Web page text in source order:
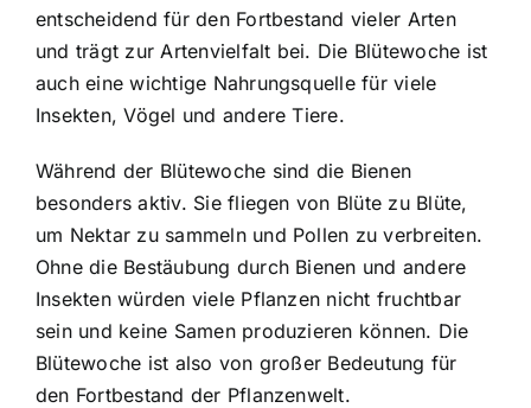
entscheidend für den Fortbestand vieler Arten
und trägt zur Artenvielfalt bei. Die Blütewoche ist
auch eine wichtige Nahrungsquelle für viele
Insekten, Vögel und andere Tiere.
Während der Blütewoche sind die Bienen
besonders aktiv. Sie fliegen von Blüte zu Blüte,
um Nektar zu sammeln und Pollen zu verbreiten.
Ohne die Bestäubung durch Bienen und andere
Insekten würden viele Pflanzen nicht fruchtbar
sein und keine Samen produzieren können. Die
Blütewoche ist also von großer Bedeutung für
den Fortbestand der Pflanzenwelt.